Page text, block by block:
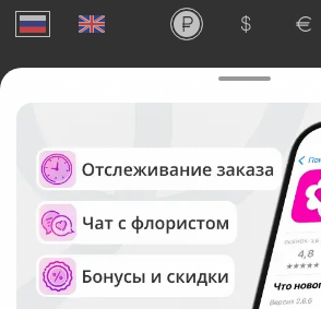
Служба круглосуточной доставки
Русский Букет, 2026
Общество с ограниченной
ОГРН: 1195476081745, ИНН: 5410081997
Юридический адрес: г. Новосибирск,
д.42, оф. 3
Рейтинг Русского букета в г. Ярославль